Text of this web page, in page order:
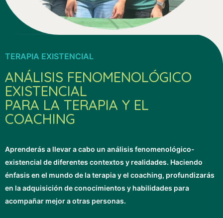
TERAPIA EXISTENCIAL
ANÁLISIS FENOMENOLÓGICO
EXISTENCIAL
PARA LA TERAPIA Y EL
COACHING
Aprenderás a llevar a cabo un análisis fenomenológico-
existencial de diferentes contextos y realidades. Haciendo
énfasis en el mundo de la terapia y el coaching, profundizarás
en la adquisición de conocimientos y habilidades para
acompañar mejor a otras personas.